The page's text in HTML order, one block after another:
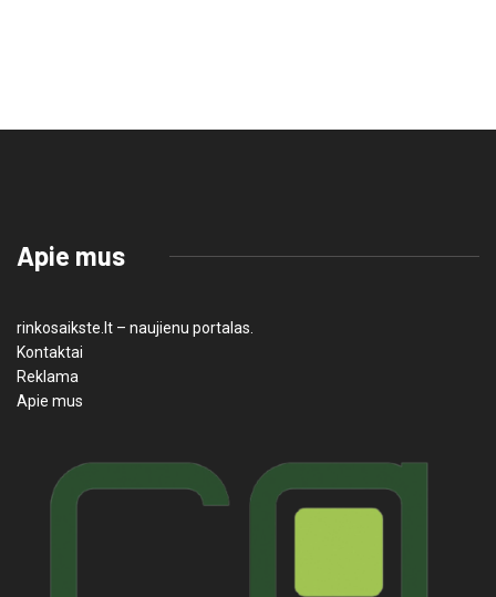
Apie mus
rinkosaikste.lt – naujienu portalas.
Kontaktai
Reklama
Apie mus